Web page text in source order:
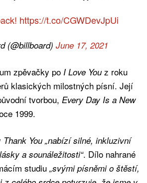
https://t.co/CGWDevJpUi
(@billboard) June 17, 2021
zpěvačky po I Love Youz roku
klasických milostných písní. Její
tvorbou, Every Day Is a New
1999.
Thank You „nabízí silné, inkluzivní
a sounáležitosti“. Dílo nahrané
studiu „svými písněmi o štěstí,